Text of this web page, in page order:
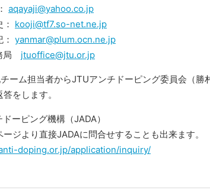
aqayaji@yahoo.co.jp
kooji@tf7.so-net.ne.jp
yanmar@plum.ocn.ne.jp
局 jtuoffice@jtu.or.jp
ーム担当者からJTUアンチドーピング委員会（勝
をします。
ーピング機構（JADA）
ジより直接JADAに問合せすることも出来ます。
doping.or.jp/application/inquiry/